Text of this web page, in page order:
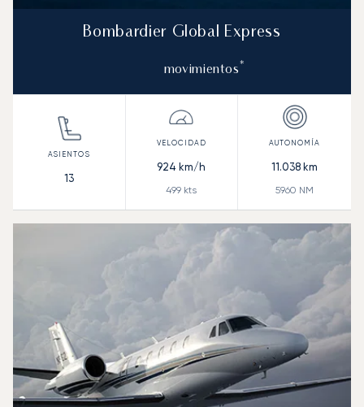
Bombardier Global Express
movimientos*
13
924 km/h
499 kts
11.038 km
5960 NM